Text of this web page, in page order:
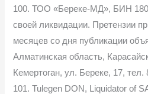
100. ТОО «Береке-МД», БИН
своей ликвидации. Претензии
месяцев со дня публикации
Алматинская область,
Кемертоган, ул. Береке, 17, тел.
101. Tulegen DON, Liquidator of